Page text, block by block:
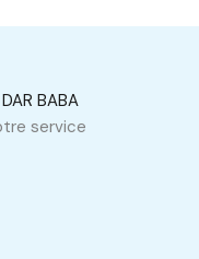
service